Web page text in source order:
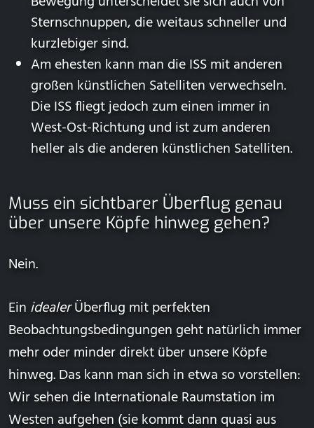
Sternschnuppen, die weitaus schneller und
kurzlebiger sind.
Am ehesten kann man die ISS mit anderen
großen künstlichen Satelliten verwechseln.
Die ISS fliegt jedoch zum einen immer in
West-Ost-Richtung und ist zum anderen
heller als die anderen künstlichen Satelliten.
Muss ein sichtbarer Überflug genau
über unsere Köpfe hinweg gehen?
Nein.
Ein idealerÜberflug mit perfekten
Beobachtungsbedingungen geht natürlich immer
mehr oder minder direkt über unsere Köpfe
hinweg. Das kann man sich in etwa so vorstellen:
Wir sehen die Internationale Raumstation im
Westen aufgehen (sie kommt dann quasi aus